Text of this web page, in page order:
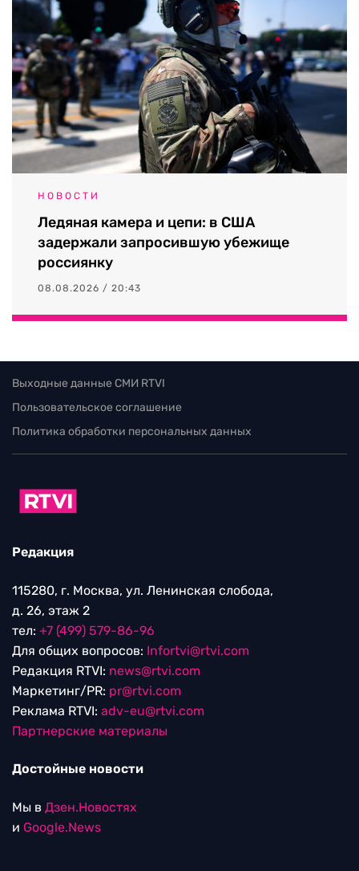
НОВОСТИ
Ледяная камера и цепи: в США
задержали запросившую убежище
россиянку
08.08.2026 / 20:43
Выходные данные СМИ RTVI
Пользовательское соглашение
Политика обработки персональных данных
Редакция
115280, г. Москва, ул. Ленинская слобода,
д. 26, этаж 2
тел: +7 (499) 579-86-96
Для общих вопросов: Infortvi@rtvi.com
Редакция RTVI: news@rtvi.com
Маркетинг/PR: pr@rtvi.com
Реклама RTVI: adv-eu@rtvi.com
Партнерские материалы
Достойные новости
Мы в Дзен.Новостях
и Google.News